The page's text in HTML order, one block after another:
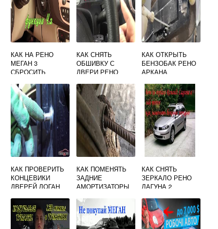
КАК НА РЕНО
МЕГАН 3
СБРОСИТЬ
КАК СНЯТЬ
ОБШИВКУ С
ДВЕРИ РЕНО
КАК ОТКРЫТЬ
БЕНЗОБАК РЕНО
АРКАНА
КАК ПРОВЕРИТЬ
КОНЦЕВИКИ
ДВЕРЕЙ ЛОГАН
КАК ПОМЕНЯТЬ
ЗАДНИЕ
АМОРТИЗАТОРЫ
САНДЕРО
СТЕПВЕЙ
КАК СНЯТЬ
ЗЕРКАЛО РЕНО
ЛАГУНА 2